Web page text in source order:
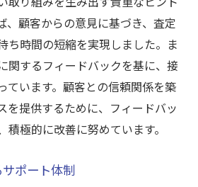
、顧客からの意見に基づき、査定
ち時間の短縮を実現しました。ま
関するフィードバックを基に、接
ています。顧客との信頼関係を築
を提供するために、フィードバッ
積極的に改善に努めています。
ポート体制